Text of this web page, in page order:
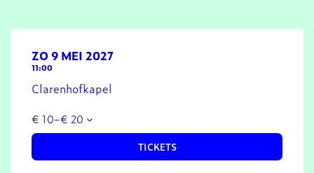
ZO 9 MEI 2027
11:00
Clarenhofkapel
€ 10–€ 20
TICKETS